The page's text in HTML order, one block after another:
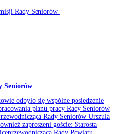
Seniorów
odbyło się wspólne posiedzenie
planu pracy Rady Seniorów
Rady Seniorów Urszula
zaproszeni goście: Starosta
Rady Powiatu